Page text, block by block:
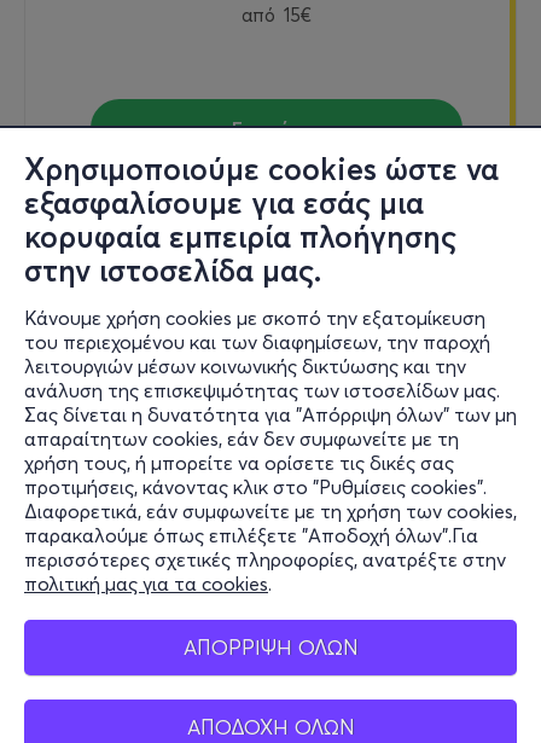
Χρησιμοποιούμε cookies ώστε να
εξασφαλίσουμε για εσάς μια
κορυφαία εμπειρία πλοήγησης
στην ιστοσελίδα μας.
Κάνουμε χρήση cookies με σκοπό την εξατομίκευση
του περιεχομένου και των διαφημίσεων, την παροχή
λειτουργιών μέσων κοινωνικής δικτύωσης και την
ανάλυση της επισκεψιμότητας των ιστοσελίδων μας.
Σας δίνεται η δυνατότητα για "Απόρριψη όλων" των μη
απαραίτητων cookies, εάν δεν συμφωνείτε με τη
χρήση τους, ή μπορείτε να ορίσετε τις δικές σας
προτιμήσεις, κάνοντας κλικ στο "Ρυθμίσεις cookies".
Διαφορετικά, εάν συμφωνείτε με τη χρήση των cookies,
παρακαλούμε όπως επιλέξετε "Αποδοχή όλων".Για
περισσότερες σχετικές πληροφορίες, ανατρέξτε στην
πολιτική μας για τα cookies.
ΑΠΟΡΡΙΨΗ ΟΛΩΝ
ΑΠΟΔΟΧΗ ΟΛΩΝ
από 15€
Εισιτήρια
Σαβ, 3/10
19:00 Πόρτες
Λόγος Τιμής Θεσσαλονίκη - Εισιτήριο ΑμεΑ
Λεωφόρος Κυριακίδη
Θέατρο Γης - Θεσσαλονίκη
18€
Εισιτήρια